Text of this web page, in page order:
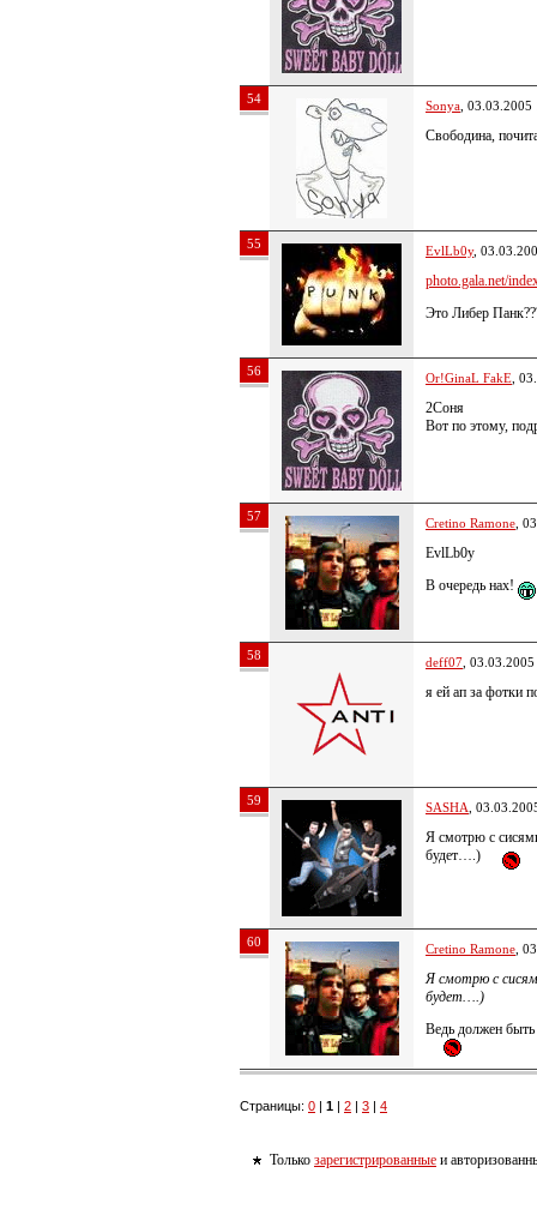
54 Sonyа ,
Свободина,
55 EvlLb0y,
photo.gala.net/
Это Либер
56 Or!GinaL FakE ,
2Соня
Вот по этому,
57 Cretino Ramone ,
EvlLb0y
В очередь нах!
58 deff07 ,
я ей ап за фотки
59 SASHA ,
Я смотрю с
будет….)
60 Cretino Ramone ,
Я смотрю с
будет….)
Ведь должен
Страницы: 0 | 1 | 2 | 3 | 4
Только зарегистрированные и